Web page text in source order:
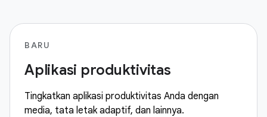
BARU
Aplikasi produktivitas
Tingkatkan aplikasi produktivitas Anda dengan
media, tata letak adaptif, dan lainnya.